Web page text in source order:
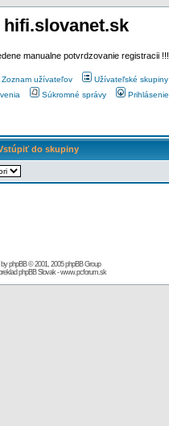
hifi.slovanet.sk
manualne potvrdzovanie registracii !!!
Zoznam užívateľov Užívateľské skupiny
Súkromné správy Prihlásenie
do skupiny
byphpBB© 2001, 2005 phpBB Group
phpBB Slovak-www.pcforum.sk